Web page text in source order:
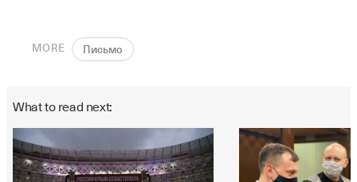
MORE Письмо
What to read next: